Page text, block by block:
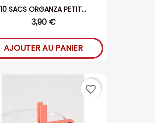
10 SACS ORGANZA PETIT...
3,90 €
AJOUTER AU PANIER
favorite_border